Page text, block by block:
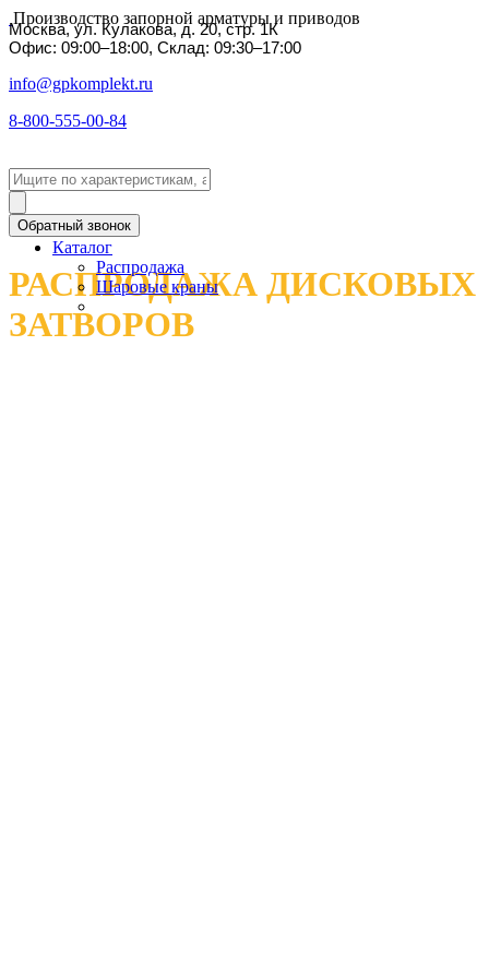
Производство запорной арматуры и приводов
Москва, ул. Кулакова, д. 20, стр. 1К
Офис: 09:00–18:00, Склад: 09:30–17:00
info@gpkomplekt.ru
8-800-555-00-84
Обратный звонок
РАСПРОДАЖА ДИСКОВЫХ
ЗАТВОРОВ
Каталог
Распродажа
Шаровые краны